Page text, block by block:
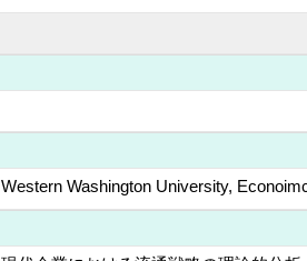
Western Washington University,